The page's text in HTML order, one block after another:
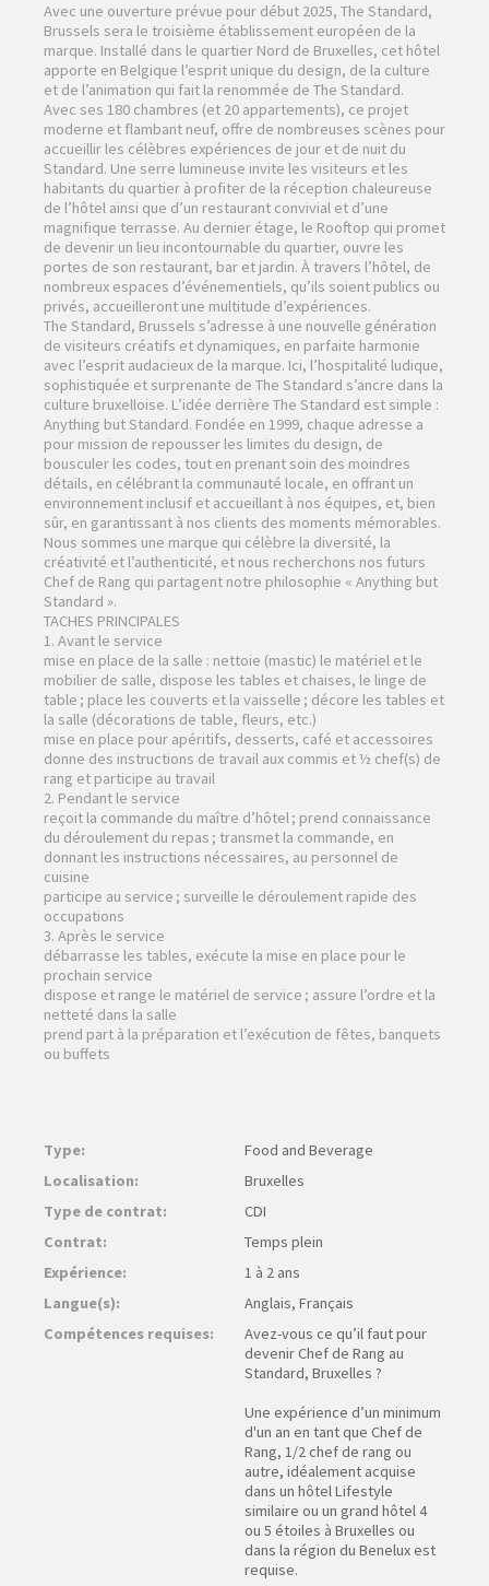
Avec une ouverture prévue pour début 2025, The Standard,
Brussels sera le troisième établissement européen de la
marque. Installé dans le quartier Nord de Bruxelles, cet hôtel
apporte en Belgique l’esprit unique du design, de la culture
et de l’animation qui fait la renommée de The Standard.
Avec ses 180 chambres (et 20 appartements), ce projet
moderne et flambant neuf, offre de nombreuses scènes pour
accueillir les célèbres expériences de jour et de nuit du
Standard. Une serre lumineuse invite les visiteurs et les
habitants du quartier à profiter de la réception chaleureuse
de l’hôtel ainsi que d’un restaurant convivial et d’une
magnifique terrasse. Au dernier étage, le Rooftop qui promet
de devenir un lieu incontournable du quartier, ouvre les
portes de son restaurant, bar et jardin. À travers l’hôtel, de
nombreux espaces d’événementiels, qu’ils soient publics ou
privés, accueilleront une multitude d’expériences.
The Standard, Brussels s’adresse à une nouvelle génération
de visiteurs créatifs et dynamiques, en parfaite harmonie
avec l’esprit audacieux de la marque. Ici, l’hospitalité ludique,
sophistiquée et surprenante de The Standard s’ancre dans la
culture bruxelloise. L’idée derrière The Standard est simple :
Anything but Standard. Fondée en 1999, chaque adresse a
pour mission de repousser les limites du design, de
bousculer les codes, tout en prenant soin des moindres
détails, en célébrant la communauté locale, en offrant un
environnement inclusif et accueillant à nos équipes, et, bien
sûr, en garantissant à nos clients des moments mémorables.
Nous sommes une marque qui célèbre la diversité, la
créativité et l’authenticité, et nous recherchons nos futurs
Chef de Rang qui partagent notre philosophie « Anything but
Standard ».
TACHES PRINCIPALES
1. Avant le service
mise en place de la salle : nettoie (mastic) le matériel et le
mobilier de salle, dispose les tables et chaises, le linge de
table ; place les couverts et la vaisselle ; décore les tables et
la salle (décorations de table, fleurs, etc.)
mise en place pour apéritifs, desserts, café et accessoires
donne des instructions de travail aux commis et ½ chef(s) de
rang et participe au travail
2. Pendant le service
reçoit la commande du maître d’hôtel ; prend connaissance
du déroulement du repas ; transmet la commande, en
donnant les instructions nécessaires, au personnel de
cuisine
participe au service ; surveille le déroulement rapide des
occupations
3. Après le service
débarrasse les tables, exécute la mise en place pour le
prochain service
dispose et range le matériel de service ; assure l’ordre et la
netteté dans la salle
prend part à la préparation et l’exécution de fêtes, banquets
ou buffets
Type:
Food and Beverage
Localisation:
Bruxelles
Type de contrat:
CDI
Contrat:
Temps plein
Expérience:
1 à 2 ans
Langue(s):
Anglais, Français
Compétences requises:
Avez-vous ce qu’il faut pour
devenir Chef de Rang au
Standard, Bruxelles ?
Une expérience d’un minimum
d'un an en tant que Chef de
Rang, 1/2 chef de rang ou
autre, idéalement acquise
dans un hôtel Lifestyle
similaire ou un grand hôtel 4
ou 5 étoiles à Bruxelles ou
dans la région du Benelux est
requise.